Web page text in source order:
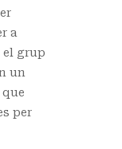
a
el grup
un
per